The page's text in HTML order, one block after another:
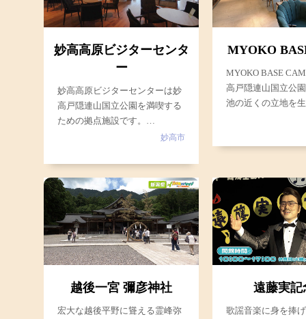
妙高高原ビジターセンタ
ー
妙高高原ビジターセンターは妙
高戸隠連山国立公園を満喫する
ための拠点施設です。…
妙高市
MYOKO
MYOKO BASE
高戸隠連山国立公
池の近くの立地を
越後一宮 彌彦神社
宏大な越後平野に聳える霊峰弥
遠藤実記
歌謡音楽に身を捧